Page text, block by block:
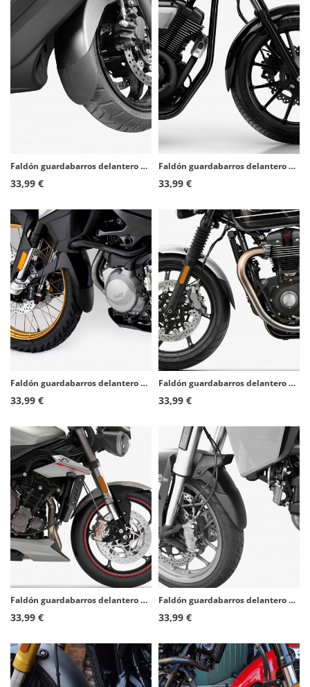
Faldón guardabarros delantero Puig 9831N para Suzuki Burgman 650 (12-21)
33,99 €
Faldón guardabarros delantero Puig 9289N para Yamaha XV950 (13-16)
33,99 €
Faldón guardabarros delantero Puig 1942N para BMW F850/900GS + Adventure (18-26)
33,99 €
Faldón guardabarros delantero Puig 21257N para Triumph Speed Twin 1200/900 (22-25)
33,99 €
Faldón guardabarros delantero Puig 3898N para Triumph Speed Triple 1050 RS/S (18-20), Street Triple 765 R/RS/S (17-26)
33,99 €
Faldón guardabarros delantero Puig 9816N para varios modelos de Ducati
33,99 €